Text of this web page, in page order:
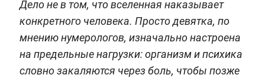
Дело не в том, что вселенная наказывает
конкретного человека. Просто девятка, по
мнению нумерологов, изначально настроена
на предельные нагрузки: организм и психика
словно закаляются через боль, чтобы позже